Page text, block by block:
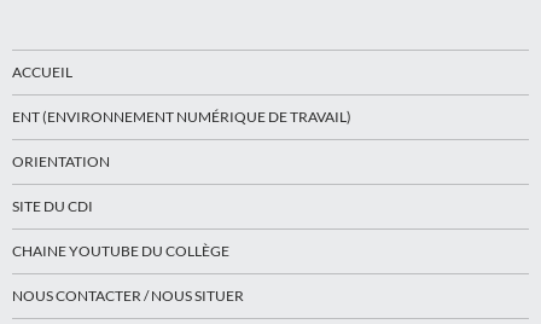
ACCUEIL
ENT (ENVIRONNEMENT NUMÉRIQUE DE TRAVAIL)
ORIENTATION
SITE DU CDI
CHAINE YOUTUBE DU COLLÈGE
NOUS CONTACTER / NOUS SITUER